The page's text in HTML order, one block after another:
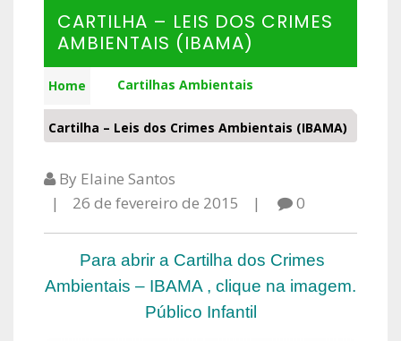
CARTILHA – LEIS DOS CRIMES
AMBIENTAIS (IBAMA)
Home Cartilhas Ambientais
Cartilha – Leis dos Crimes Ambientais (IBAMA)
By Elaine Santos
26 de fevereiro de 2015
0
Para abrir a Cartilha dos Crimes
Ambientais – IBAMA , clique na imagem.
Público Infantil